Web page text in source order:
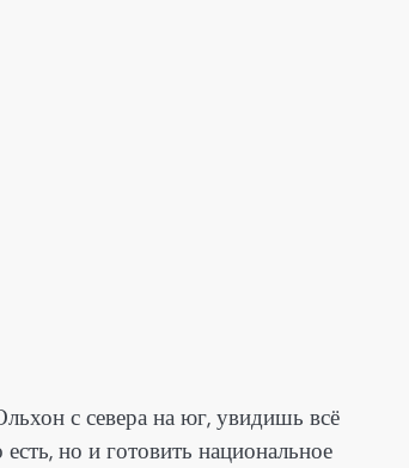
с севера на юг, увидишь всё
но и готовить национальное